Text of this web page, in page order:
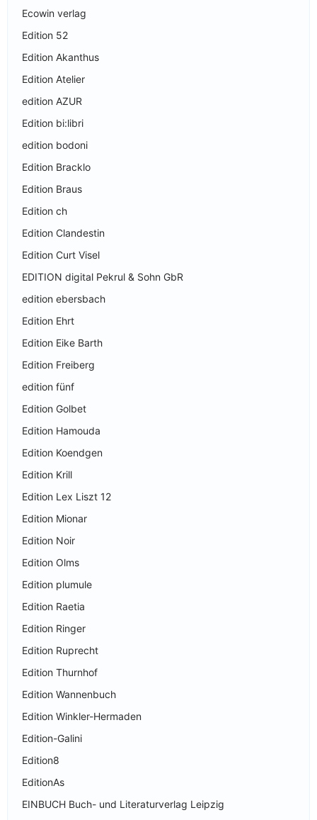
Ecowin verlag
Edition 52
Edition Akanthus
Edition Atelier
edition AZUR
Edition bi:libri
edition bodoni
Edition Bracklo
Edition Braus
Edition ch
Edition Clandestin
Edition Curt Visel
EDITION digital Pekrul & Sohn GbR
edition ebersbach
Edition Ehrt
Edition Eike Barth
Edition Freiberg
edition fünf
Edition Golbet
Edition Hamouda
Edition Koendgen
Edition Krill
Edition Lex Liszt 12
Edition Mionar
Edition Noir
Edition Olms
Edition plumule
Edition Raetia
Edition Ringer
Edition Ruprecht
Edition Thurnhof
Edition Wannenbuch
Edition Winkler-Hermaden
Edition-Galini
Edition8
EditionAs
EINBUCH Buch- und Literaturverlag Leipzig